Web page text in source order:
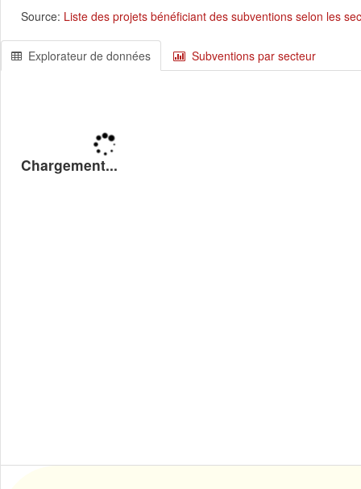
Source: Liste des projets bénéficiant des subventions selon les
Explorateur de données Subventions par secteur